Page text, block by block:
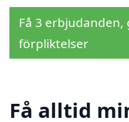
Få 3
förpliktelser
Få alltid